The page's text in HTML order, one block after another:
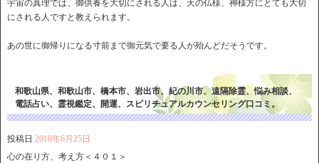
宇宙の真理では、御供養を大切にされる人は、天の仏様、神様方にとても大切
にされる人ですと教えられます。
あの世に御帰りになる寸前まで御元気で要る人が殆んどだそうです。
和歌山県、和歌山市、橋本市、岩出市、紀の川市、遠隔除霊、悩み相談、
電話占い、霊視鑑定、開運、スピリチュアルカウンセリング口コミ。
投稿日 2018年6月25日
心の在り方、考え方＜４０１＞